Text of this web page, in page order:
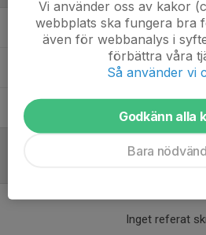
Joakim Tollén Tränare
Johan AnderssonTränare
Tränare
Inget referat
Vi använder oss av kakor
webbplats ska fungera bra
även för webbanalys i
förbättra våra
Så använder vi
Godkänn alla
Bara